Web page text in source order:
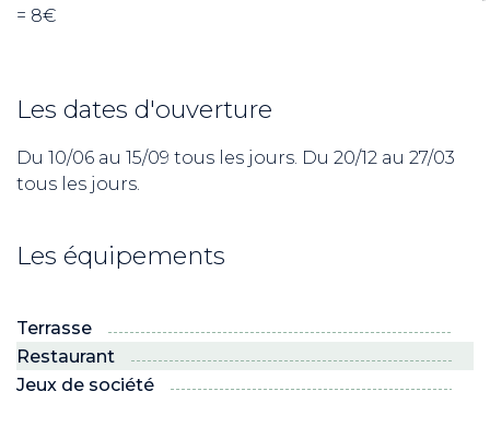
= 8€
Les dates d'ouverture
Du 10/06 au 15/09 tous les jours. Du 20/12 au 27/03
tous les jours.
Les équipements
Terrasse
Restaurant
Jeux de société